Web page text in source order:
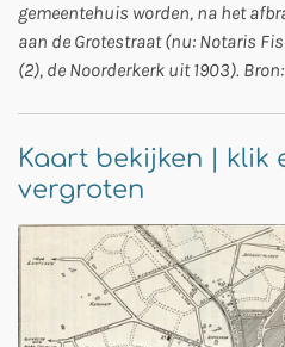
gemeentehuis worden, na het
aan de Grotestraat (nu: Notaris
(2), de Noorderkerk uit 1903).
Kaart bekijken | klik
vergroten